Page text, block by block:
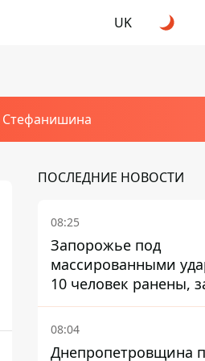
UK
Стефанишина
ПОСЛЕДНИЕ НОВОСТИ
08:25
Запорожье под
массированными
10 человек ранены,
тысячи атак
08:04
Днепропетровщина